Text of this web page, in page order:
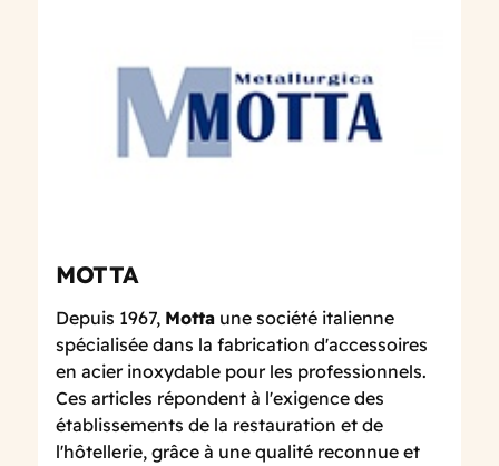
MOTTA
Depuis 1967, Motta une société italienne
spécialisée dans la fabrication d'accessoires
en acier inoxydable pour les professionnels.
Ces articles répondent à l'exigence des
établissements de la restauration et de
l'hôtellerie, grâce à une qualité reconnue et